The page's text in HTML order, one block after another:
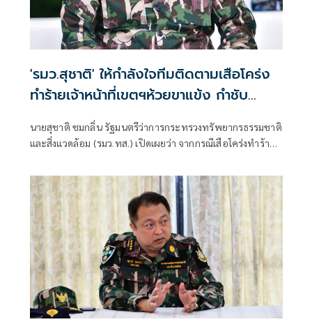
'รมว.สุชาติ' ให้กำลังใจทีมติดตามเสือโคร่ง
ทำร้ายเจ้าหน้าที่เขตฯห้วยขาแข้ง กำชับ
ระมัดระวังความปลอดภัยขั้นสูงสุด หลัง
กรมอุทยานฯ แถลงความคืบหน้ากรณีเจ้า
นายสุชาติ ชมกลิ่น รัฐมนตรีว่าการกระทรวงทรัพยากรธรรมชาติ
และสิ่งแวดล้อม (รมว.ทส.) เปิดเผยว่า จากกรณีเสือโคร่งทำร้าย
ตนได้ติดตามสถานการณ์ดังกล่าวอย่างใกล้ชิด พร้อมแสดงความ
ห่วงใยต่อเจ้าหน้าที่ผู้ปฏิบัติงานในพื้นที่ และได้กำชับให้หน่วย
งานยกระดับมาตรการความปลอดภัยขั้นสูงสุดในการปฏิบัติ
ภารกิจเพื่อความปลอดภัยของผู้ปฏิบัติงาน